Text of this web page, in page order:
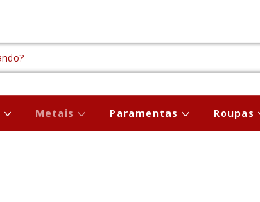
Metais Paramentas Roupas